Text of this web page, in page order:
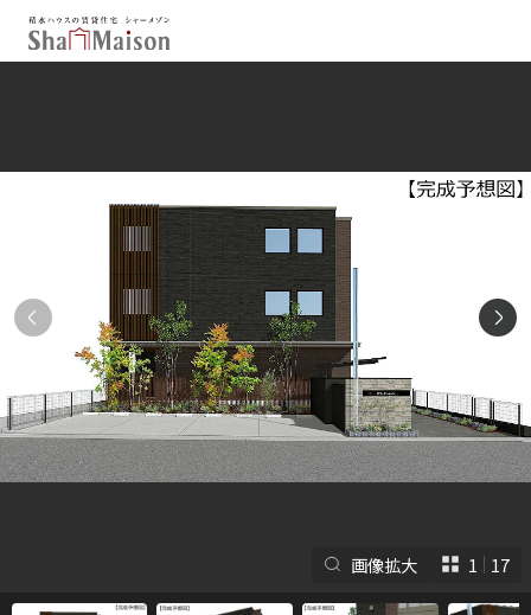
東北
関東
関西
中国・四国
九州
市区郡・路線・駅から探す
通勤・通学時間から探す
地図から探す
画像拡大 1 17